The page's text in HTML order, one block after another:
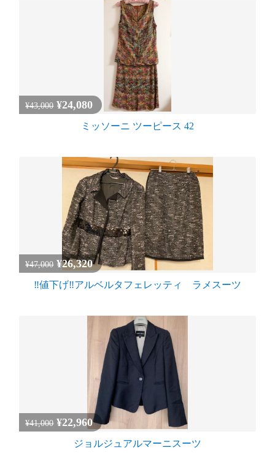
¥43,000 ¥24,080
ミッソーニ ツーピース 42
¥47,000 ¥26,320
‼️値下げ‼️アルベルタフェレッティ ラメスーツ
¥41,000 ¥22,960
ジョルジュアルマーニスーツ